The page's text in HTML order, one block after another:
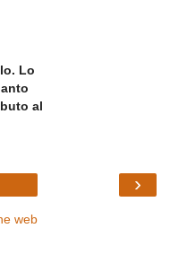
Lo
al
›
web